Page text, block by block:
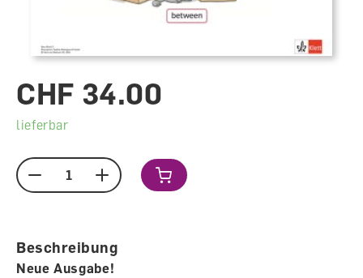
CHF 34.00
lieferbar
Menge
Beschreibung
Neue Ausgabe!